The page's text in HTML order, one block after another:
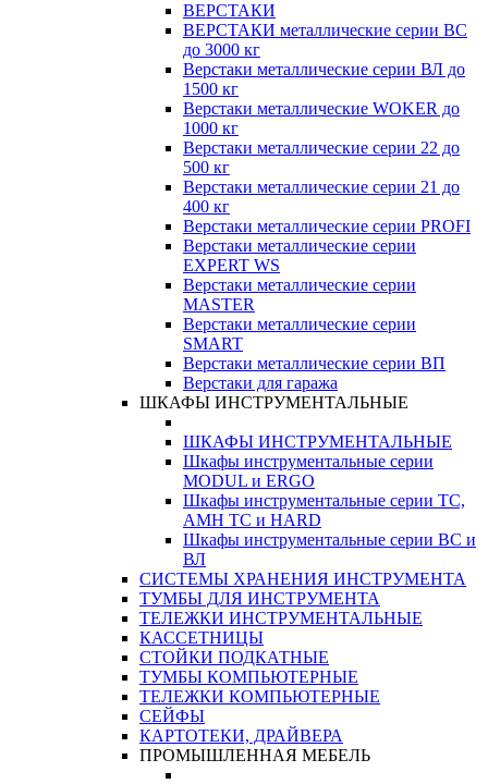
ВЕРСТАКИ
ВЕРСТАКИ металлические серии ВС
до 3000 кг
Верстаки металлические серии ВЛ до
1500 кг
Верстаки металлические WOKER до
1000 кг
Верстаки металлические серии 22 до
500 кг
Верстаки металлические серии 21 до
400 кг
Верстаки металлические серии PROFI
Верстаки металлические серии
EXPERT WS
Верстаки металлические серии
MASTER
Верстаки металлические серии
SMART
Верстаки металлические серии ВП
Верстаки для гаража
ШКАФЫ ИНСТРУМЕНТАЛЬНЫЕ
ШКАФЫ ИНСТРУМЕНТАЛЬНЫЕ
Шкафы инструментальные серии
MODUL и ERGO
Шкафы инструментальные серии ТС,
АМН ТС и HARD
Шкафы инструментальные серии ВС и
ВЛ
СИСТЕМЫ ХРАНЕНИЯ ИНСТРУМЕНТА
ТУМБЫ ДЛЯ ИНСТРУМЕНТА
ТЕЛЕЖКИ ИНСТРУМЕНТАЛЬНЫЕ
КАССЕТНИЦЫ
СТОЙКИ ПОДКАТНЫЕ
ТУМБЫ КОМПЬЮТЕРНЫЕ
ТЕЛЕЖКИ КОМПЬЮТЕРНЫЕ
СЕЙФЫ
КАРТОТЕКИ, ДРАЙВЕРА
ПРОМЫШЛЕННАЯ МЕБЕЛЬ